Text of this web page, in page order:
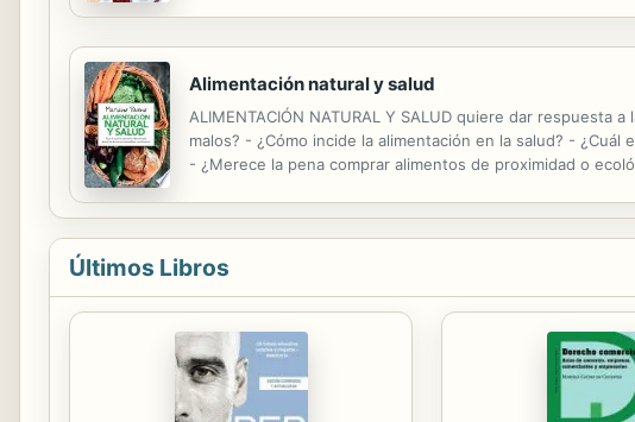
Alimentación natural y salud
ALIMENTACIÓN NATURAL Y SALUD quiere dar
malos? - ¿Cómo incide la alimentación en la salud? -
- ¿Merece la pena comprar alimentos de proximidad o
Últimos Libros